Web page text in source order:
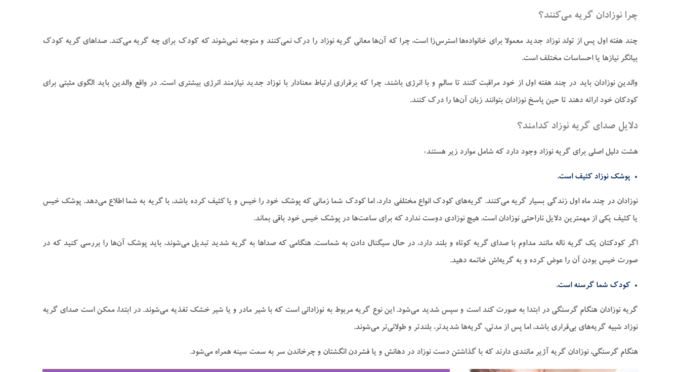
چرا نوزادان گریه می‌کنند؟
چند هفته اول پس از تولد نوزاد جدید معمولا برای خانواده‌ها استرس‌زا است، چرا که آن‌ها معانی گریه نوزاد را درک نمی‌کنند و متوجه نمی‌شوند که کودک برای چه گریه می‌کند. صدا‌های گریه کودک
بیانگر نیاز‌ها یا احساسات مختلف است.
والدین نوزادان باید در چند هفته اول از خود مراقبت کنند تا سالم و با انرژی باشند، چرا که برقراری ارتباط معنادار با نوزاد جدید نیازمند انرژی بیشتری است. در واقع والدین باید الگوی مثبتی برای
کودکان خود ارائه دهند تا حین پاسخ نوزادان بتوانند زبان آن‌ها را درک کنند.
دلایل صدای گریه نوزاد کدامند؟
هشت دلیل اصلی برای گریه نوزاد وجود دارد که شامل موارد زیر هستند:
پوشک نوزاد کثیف است.
نوزادان در چند ماه اول زندگی بسیار گریه می‌کنند. گریه‌های کودک انواع مختلفی دارد، اما کودک شما زمانی که پوشک خود را خیس و یا کثیف کرده باشد، با گریه به شما اطلاع می‌دهد. پوشک خیس
یا کثیف یکی از مهمترین دلایل ناراحتی نوزادان است. هیچ نوزادی دوست ندارد که برای ساعت‌ها در پوشک خیس خود باقی بماند.
اگر کودکتان یک گریه ناله مانند مداوم با صدای گریه کوتاه و بلند دارد، در حال سیگنال دادن به شماست. هنگامی که صدا‌ها به گریه شدید تبدیل می‌شوند، باید پوشک آن‌ها را بررسی کنید که در
صورت خیس بودن آن را عوض کرده و به گریه‌اش خاتمه دهید.
کودک شما گرسنه است.
گریه نوزادان هنگام گرسنگی در ابتدا به صورت کند است و سپس شدید می‌شود. این نوع گریه مربوط به نوزادانی است که با شیر مادر و یا شیر خشک تغذیه می‌شوند. در ابتدا، ممکن است صدای گریه
نوزاد شبیه گریه‌های بی‌قراری باشد، اما پس از مدتی، گریه‌ها شدیدتر، بلندتر و طولانی‌تر می‌شوند.
هنگام گرسنگی، نوزادان گریه آژیر مانندی دارند که با گذاشتن دست نوزاد در دهانش و یا فشردن انگشتان و چرخاندن سر به سمت سینه همراه می‌شود.